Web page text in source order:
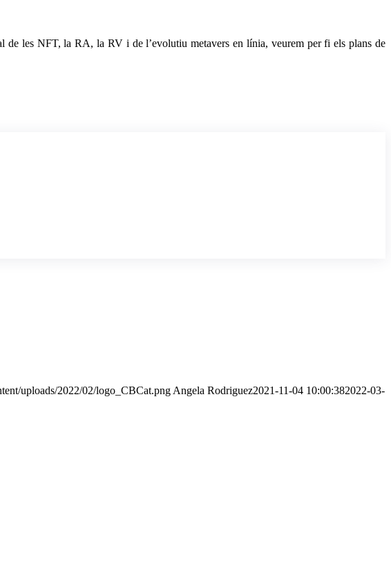
de les NFT, la RA, la RV i de l’evolutiu metavers en línia, veurem per fi els plans de
uploads/2022/02/logo_CBCat.png Angela Rodriguez2021-11-04 10:00:382022-03-